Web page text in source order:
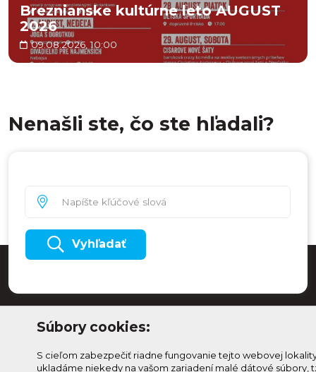
Breznianske kultúrne leto AUGUST
2026
09.08.2026, 10:00
Nenašli ste, čo ste hľadali?
Vyhľadať
Súbory cookies:
S cieľom zabezpečiť riadne fungovanie tejto webovej
ukladáme niekedy na vašom zariadení malé dátové súbory,